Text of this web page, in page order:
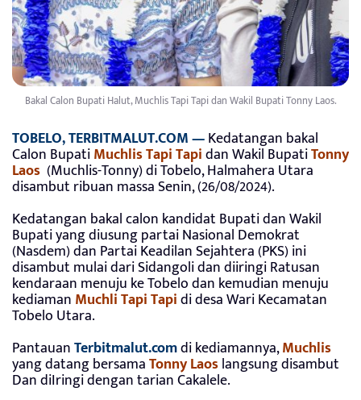
Bakal Calon Bupati Halut, Muchlis Tapi Tapi dan Wakil Bupati Tonny Laos.
TOBELO, TERBITMALUT.COM —Kedatangan bakal
Calon BupatiMuchlis Tapi Tapidan Wakil BupatiTonny
Laos (Muchlis-Tonny) di Tobelo, Halmahera Utara
disambut ribuan massa Senin, (26/08/2024).
Kedatangan bakal calon kandidat Bupati dan Wakil
Bupati yang diusung partai Nasional Demokrat
(Nasdem) dan Partai Keadilan Sejahtera (PKS) ini
disambut mulai dari Sidangoli dan diiringi Ratusan
kendaraan menuju ke Tobelo dan kemudian menuju
kediaman Muchli Tapi Tapidi desa Wari Kecamatan
Tobelo Utara.
PantauanTerbitmalut.comdi kediamannya,Muchlis
yang datang bersamaTonny Laoslangsung disambut
Dan diIringi dengan tarian Cakalele.